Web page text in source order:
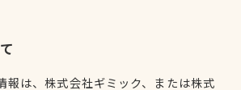
報は、株式会社ギミック、または株式